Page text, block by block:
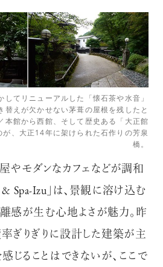
てリニューアルした「懐石茶や水音」
替えが欠かせない茅葺の屋根を残したと
館から西館、そして歴史ある「大正館
、大正14年に架けられた石作りの芳泉
橋。
やモダンなカフェなどが調和
Spa-Izu」は、景観に溶け込む
感が生む心地よさが魅力。昨
ぎりぎりに設計した建築が主
じることはできないが、ここで